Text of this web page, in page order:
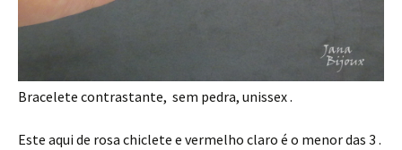
Bracelete contrastante, sem pedra, unissex .
Este aqui de rosa chiclete e vermelho claro é o menor das 3 .